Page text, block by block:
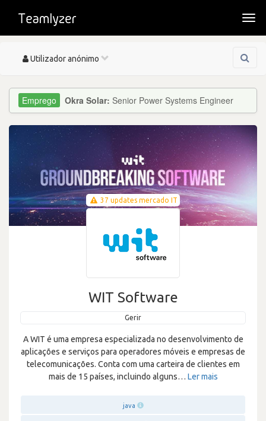
Toggle
Utilizador anónimo
Okra Solar: Senior Power Systems Engineer
37 updates mercado IT
WIT Software
Gerir
A WIT é uma empresa especializada no desenvolvimento de
aplicações e serviços para operadores móveis e empresas de
telecomunicações. Conta com uma carteira de clientes em
mais de 15 países, incluindo alguns… Ler mais
java